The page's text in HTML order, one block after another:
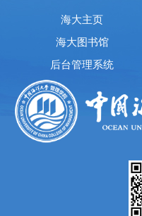
海大主页
海大图书馆
后台管理系统